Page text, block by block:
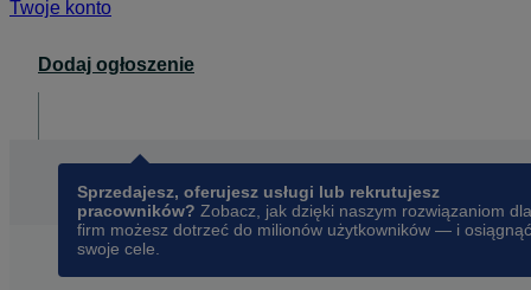
Twoje konto
Dodaj ogłoszenie
Sprzedajesz, oferujesz usługi lub rekrutujesz
pracowników? Zobacz, jak dzięki naszym rozwiązaniom dla
firm możesz dotrzeć do milionów użytkowników — i osiągnąć
swoje cele.